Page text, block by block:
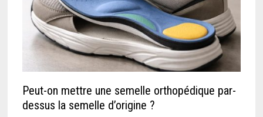
Peut-on mettre une semelle orthopédique par-
dessus la semelle d’origine ?